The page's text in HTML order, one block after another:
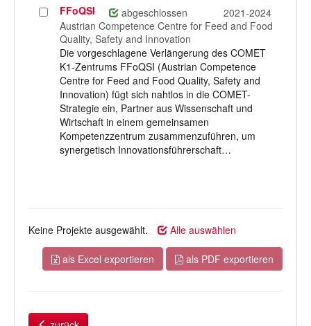
Projekt
auswählen
FFoQSI abgeschlossen
2021-2024
Austrian Competence Centre for Feed and Food
Quality, Safety and Innovation
Die vorgeschlagene Verlängerung des COMET
K1-Zentrums FFoQSI (Austrian Competence
Centre for Feed and Food Quality, Safety and
Innovation) fügt sich nahtlos in die COMET-
Strategie ein, Partner aus Wissenschaft und
Wirtschaft in einem gemeinsamen
Kompetenzzentrum zusammenzuführen, um
synergetisch Innovationsführerschaft…
Keine Projekte ausgewählt. Alle auswählen
als Excel exportieren als PDF exportieren